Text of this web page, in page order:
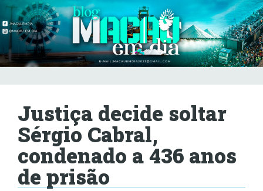
Justiça decide soltar
Sérgio Cabral,
condenado a 436 anos
de prisão